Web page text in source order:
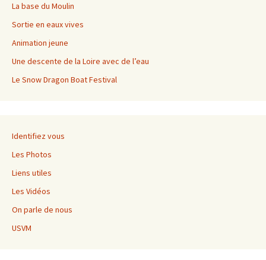
La base du Moulin
Sortie en eaux vives
Animation jeune
Une descente de la Loire avec de l’eau
Le Snow Dragon Boat Festival
Identifiez vous
Les Photos
Liens utiles
Les Vidéos
On parle de nous
USVM